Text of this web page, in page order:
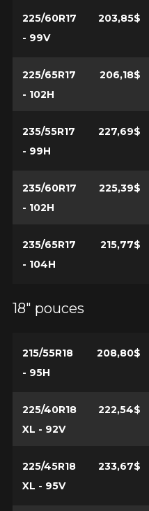
225/60R17
- 99V
203,85$
225/65R17
- 102H
206,18$
235/55R17
- 99H
227,69$
235/60R17
- 102H
225,39$
235/65R17
- 104H
215,77$
18" pouces
215/55R18
- 95H
208,80$
225/40R18
XL - 92V
222,54$
225/45R18
XL - 95V
233,67$